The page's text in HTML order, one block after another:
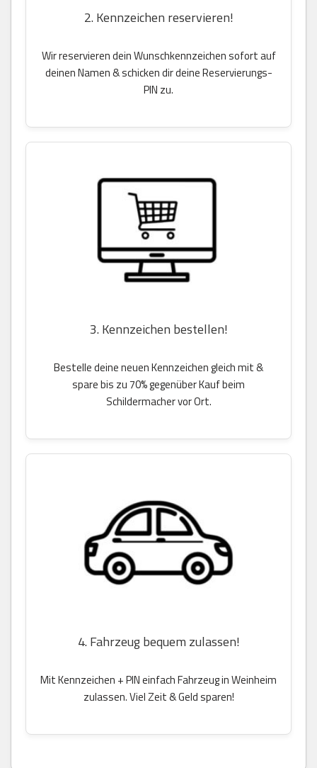
2. Kennzeichen reservieren!
Wir reservieren dein Wunschkennzeichen sofort auf
deinen Namen & schicken dir deine Reservierungs-
PIN zu.
3. Kennzeichen bestellen!
Bestelle deine neuen Kennzeichen gleich mit &
spare bis zu 70% gegenüber Kauf beim
Schildermacher vor Ort.
4. Fahrzeug bequem zulassen!
Mit Kennzeichen + PIN einfach Fahrzeug in Weinheim
zulassen. Viel Zeit & Geld sparen!